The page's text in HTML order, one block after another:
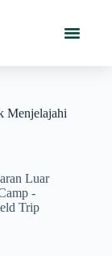
Menjelajahi
Luar
-
Trip